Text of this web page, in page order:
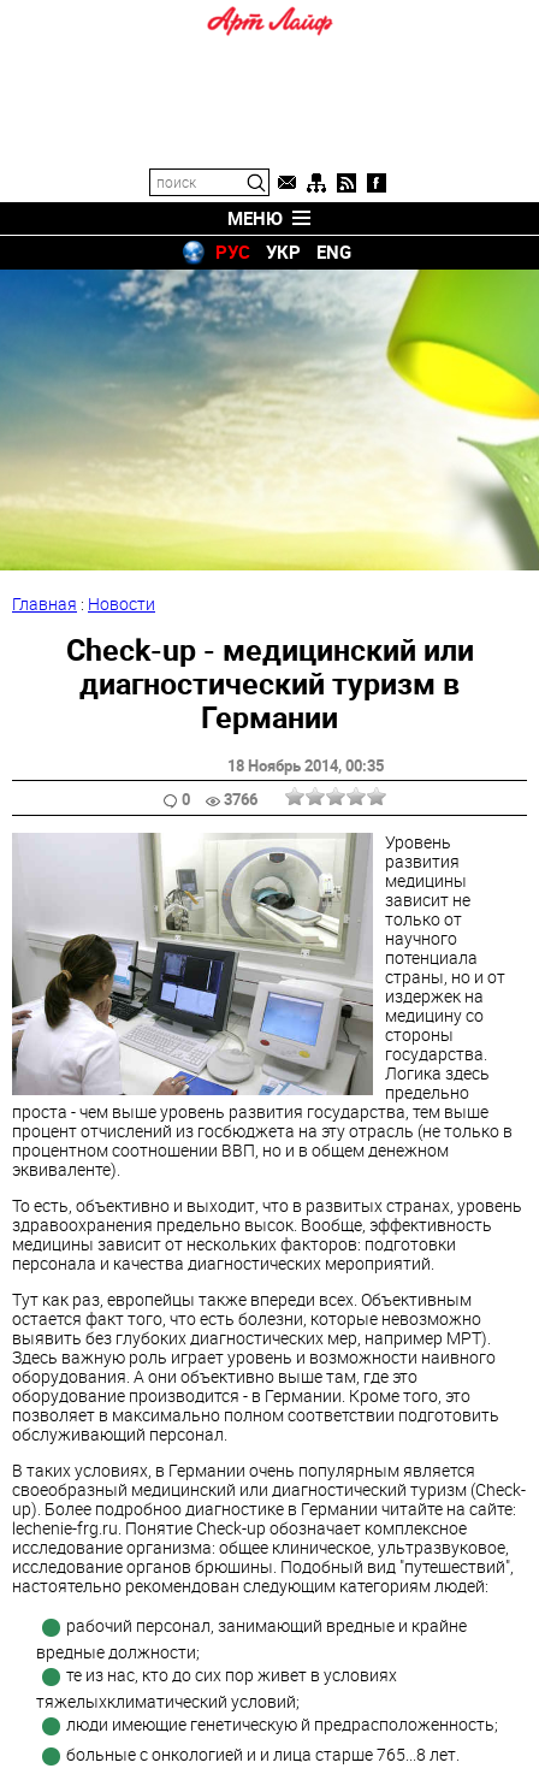
МЕНЮ
РУС
УКР ENG
Главная : Новости
Check-up - медицинский или
диагностический туризм в
Германии
18 Ноябрь 2014, 00:35
0
3766
Уровень
развития
медицины
зависит не
только от
научного
потенциала
страны, но и от
издержек на
медицину со
стороны
государства.
Логика здесь
предельно
проста - чем выше уровень развития государства, тем выше
процент отчислений из госбюджета на эту отрасль (не только в
процентном соотношении ВВП, но и в общем денежном
эквиваленте).
То есть, объективно и выходит, что в развитых странах, уровень
здравоохранения предельно высок. Вообще, эффективность
медицины зависит от нескольких факторов: подготовки
персонала и качества диагностических мероприятий.
Тут как раз, европейцы также впереди всех. Объективным
остается факт того, что есть болезни, которые невозможно
выявить без глубоких диагностических мер, например МРТ).
Здесь важную роль играет уровень и возможности наивного
оборудования. А они объективно выше там, где это
оборудование производится - в Германии. Кроме того, это
позволяет в максимально полном соответствии подготовить
обслуживающий персонал.
В таких условиях, в Германии очень популярным является
своеобразный медицинский или диагностический туризм (Check-
up). Более подробноо диагностике в Германии читайте на сайте:
lechenie-frg.ru. Понятие Check-up обозначает комплексное
исследование организма: общее клиническое, ультразвуковое,
исследование органов брюшины. Подобный вид "путешествий",
настоятельно рекомендован следующим категориям людей:
рабочий персонал, занимающий вредные и крайне
вредные должности;
те из нас, кто до сих пор живет в условиях
тяжелыхклиматический условий;
люди имеющие генетическую й предрасположенность;
больные с онкологией и и лица старше 765...8 лет.